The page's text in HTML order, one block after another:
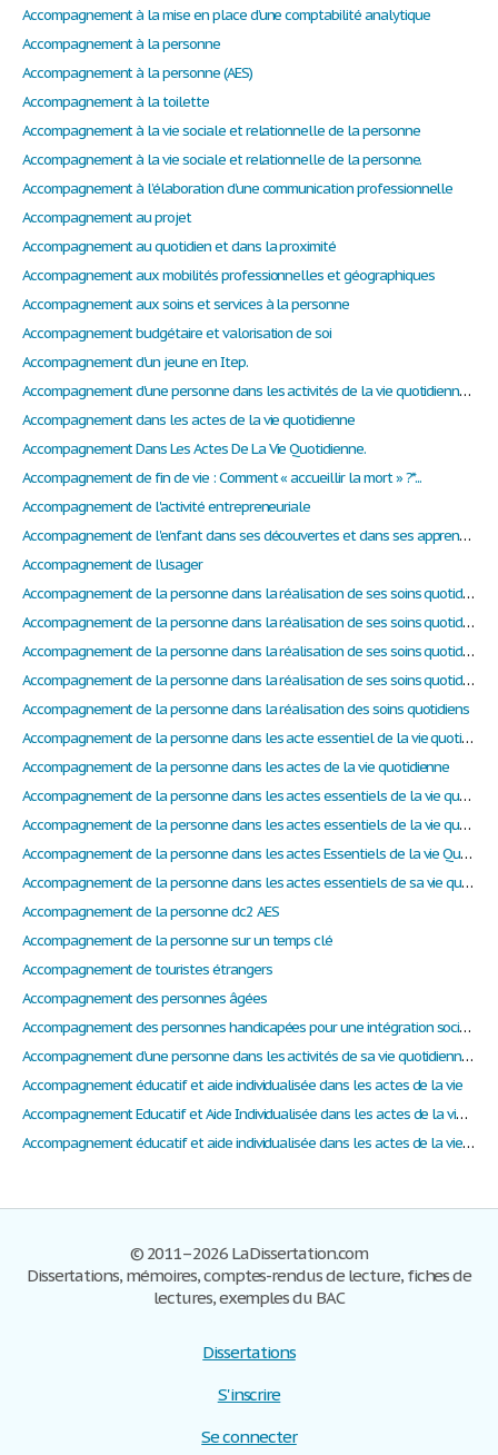
Accompagnement à la mise en place d’une comptabilité analytique
Accompagnement à la personne
Accompagnement à la personne (AES)
Accompagnement à la toilette
Accompagnement à la vie sociale et relationnelle de la personne
Accompagnement à la vie sociale et relationnelle de la personne.
Accompagnement à l’élaboration d’une communication professionnelle
Accompagnement au projet
Accompagnement au quotidien et dans la proximité
Accompagnement aux mobilités professionnelles et géographiques
Accompagnement aux soins et services à la personne
Accompagnement budgétaire et valorisation de soi
Accompagnement d'un jeune en Itep.
Accompagnement d'une personne dans les activités de la vie quotidienne : aide à l'hygiène et l'équilibre alimentaire
Accompagnement dans les actes de la vie quotidienne
Accompagnement Dans Les Actes De La Vie Quotidienne.
Accompagnement de fin de vie : Comment « accueillir la mort » ?*...
Accompagnement de l'activité entrepreneuriale
Accompagnement de l'enfant dans ses découvertes et dans ses apprentissages
Accompagnement de l'usager
Accompagnement de la personne dans la réalisation de ses soins quotidiens
Accompagnement de la personne dans la réalisation de ses soins quotidiens
Accompagnement de la personne dans la réalisation de ses soins quotidiens
Accompagnement de la personne dans la réalisation de ses soins quotidiens. La toilette.
Accompagnement de la personne dans la réalisation des soins quotidiens
Accompagnement de la personne dans les acte essentiel de la vie quotidienne
Accompagnement de la personne dans les actes de la vie quotidienne
Accompagnement de la personne dans les actes essentiels de la vie quotidienne
Accompagnement de la personne dans les actes essentiels de la vie quotidienne
Accompagnement de la personne dans les actes Essentiels de la vie Quotidienne. / AES
Accompagnement de la personne dans les actes essentiels de sa vie quotidienne
Accompagnement de la personne dc2 AES
Accompagnement de la personne sur un temps clé
Accompagnement de touristes étrangers
Accompagnement des personnes âgées
Accompagnement des personnes handicapées pour une intégration sociale
Accompagnement d’une personne dans les activités de sa vie quotidienne et de sa vie sociale
Accompagnement éducatif et aide individualisée dans les actes de la vie
Accompagnement Educatif et Aide Individualisée dans les actes de la vie quotidienne
Accompagnement éducatif et aide individualisée dans les actes de la vie quotidienne
© 2011–2026 LaDissertation.com
Dissertations, mémoires, comptes-rendus de lecture, fiches de
lectures, exemples du BAC
Dissertations
S'inscrire
Se connecter